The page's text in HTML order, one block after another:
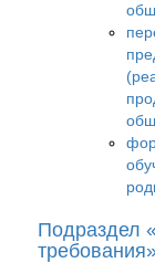
Подраздел